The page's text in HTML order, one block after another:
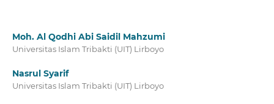
Moh. Al Qodhi Abi Saidil Mahzumi
Universitas Islam Tribakti (UIT) Lirboyo
Nasrul Syarif
Universitas Islam Tribakti (UIT) Lirboyo